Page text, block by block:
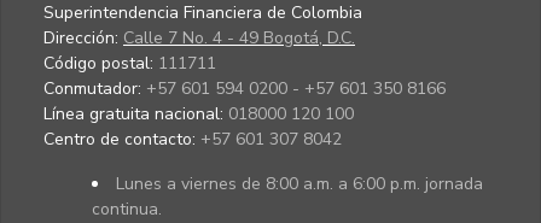
Superintendencia Financiera de Colombia
Dirección: Calle 7 No. 4 - 49 Bogotá, D.C.
Código postal: 111711
Conmutador: +57 601 594 0200 - +57 601 350 8166
Línea gratuita nacional: 018000 120 100
Centro de contacto: +57 601 307 8042
Lunes a viernes de 8:00 a.m. a 6:00 p.m. jornada
continua.